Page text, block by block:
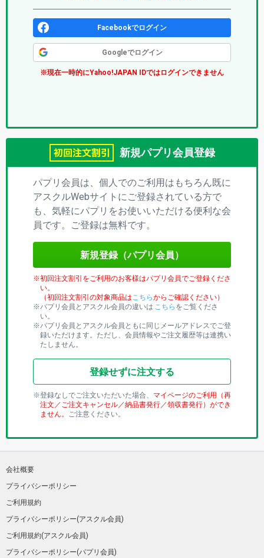
リ)
ボ
ク
ス
Facebookでログイン
Googleでログイン
※現在一時的にYahoo!JAPAN IDではログインできません
新規パプリ会員登録
パプリ会員は、個人でのご利用はもちろん既に
アスクルWebサイトにご登録されている方で
も、気軽にパプリをお使いいただける便利な会
員です。ご登録は無料です。
新規登録（パプリ会員）
初回注文割引をご利用のお客様はパプリ会員でご登録くださ
い。
（初回注文割引の対象商品はこちらからご確認ください）
パプリ会員とアスクル会員の違いは こちら をご覧くださ
い。
パプリ会員とアスクル会員ともに同じメールアドレスでご登
録いただけます。ただし、会員情報やご注文履歴等は連携い
たしません。
登録せずに注文する
登録なしでご注文いただいた場合、 マイページのご利用（再
注文／ご注文キャンセル／納品書発行／領収書発行）ができ
ません。 ご注意ください。
会社概要
プライバシーポリシー
ご利用規約
プライバシーポリシー(アスクル会員)
ご利用規約(アスクル会員)
プライバシーポリシー(パプリ会員)